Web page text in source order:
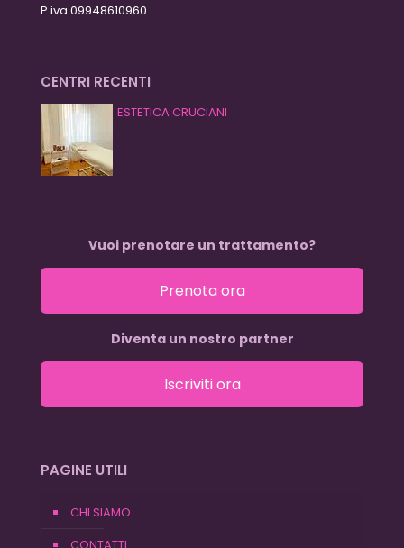
P.iva 09948610960
CENTRI RECENTI
ESTETICA CRUCIANI
Vuoi prenotare un trattamento?
Prenota ora
Diventa un nostro partner
Iscriviti ora
PAGINE UTILI
CHI SIAMO